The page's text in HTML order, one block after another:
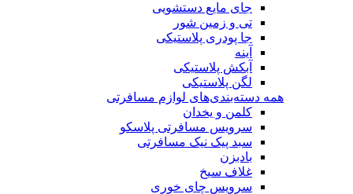
جای مایع دستشویی
تی و زمین شور
جا پودری پلاستیکی
آینه
آبکش پلاستیکی
لگن پلاستیکی
همه دسته‌بندی‌های لوازم مسافرتی
کلمن و یخدان
سرویس مسافرتی پلاسکو
سبد پیک نیک مسافرتی
بادبزن
غلاف سیخ
سرویس چای خوری